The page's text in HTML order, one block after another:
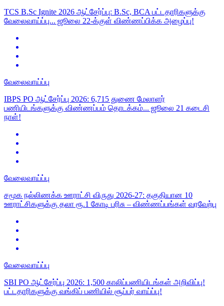
TCS B.Sc Ignite 2026 ஆட்சேர்ப்பு: B.Sc, BCA பட்டதாரிகளுக்கு
வேலைவாய்ப்பு... ஜூலை 22-க்குள் விண்ணப்பிக்க அழைப்பு!
வேலைவாய்ப்பு
IBPS PO ஆட்சேர்ப்பு 2026: 6,715 துணை மேலாளர்
பணியிடங்களுக்கு விண்ணப்பம் தொடக்கம்... ஜூலை 21 கடைசி
நாள்!
வேலைவாய்ப்பு
சமூக நல்லிணக்க ஊராட்சி விருது 2026-27: தகுதியான 10
ஊராட்சிகளுக்கு தலா ரூ.1 கோடி பரிசு – விண்ணப்பங்கள் வரவேற்பு
வேலைவாய்ப்பு
SBI PO ஆட்சேர்ப்பு 2026: 1,500 காலிப்பணியிடங்கள் அறிவிப்பு!
பட்டதாரிகளுக்கு வங்கிப் பணியில் சூப்பர் வாய்ப்பு!